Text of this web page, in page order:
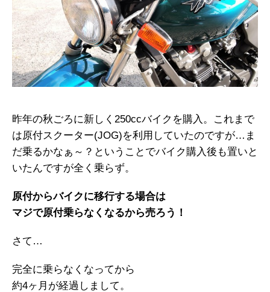
昨年の秋ごろに新しく250ccバイクを購入。これまで
は原付スクーター(JOG)を利用していたのですが…ま
だ乗るかなぁ～？ということでバイク購入後も置いと
いたんですが全く乗らず。
原付からバイクに移行する場合は
マジで原付乗らなくなるから売ろう！
さて…
完全に乗らなくなってから
約4ヶ月が経過しまして。